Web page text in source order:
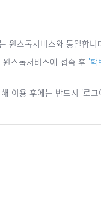
원스톱서비스와 동일합
스톱서비스에 접속 후 '학
이용 후에는 반드시 '로